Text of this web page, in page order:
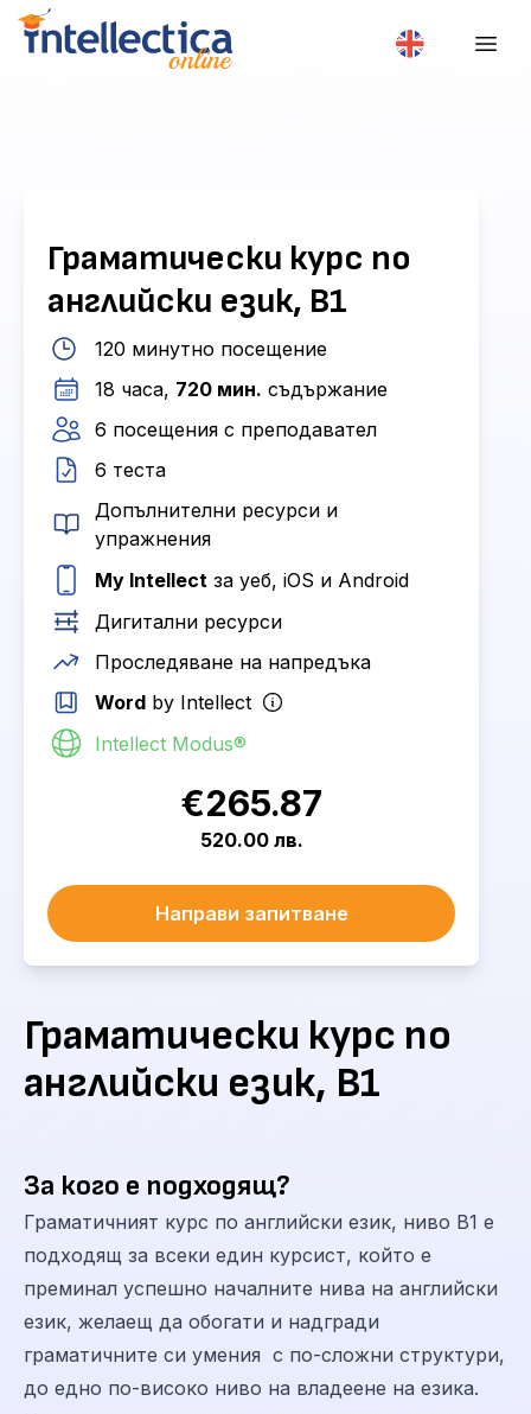
Граматически курс по
английски език, B1
За кого е подходящ?
Граматичният курс по английски език, ниво В1 е
подходящ за всеки един курсист, който е
преминал успешно началните нива на английски
език, желаещ да обогати и надгради
граматичните си умения с по-сложни структури,
до едно по-високо ниво на владеене на езика.
Граматически курс по
английски език, B1
120 минутно посещение
18 часа, 720 мин. съдържание
6 посещения с преподавател
6 теста
Допълнителни ресурси и
упражнения
My Intellect за уеб, iOS и Android
Дигитални ресурси
Проследяване на напредъка
Word by Intellect
Intellect Modus®
€265.87
520.00 лв.
Направи запитване